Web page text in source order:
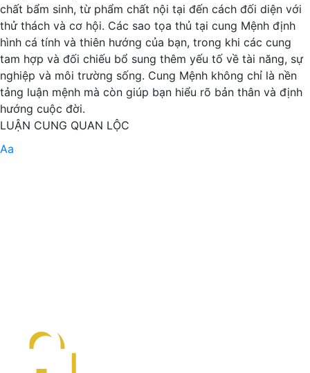
chất bẩm sinh, từ phẩm chất nội tại đến cách đối diện với
thử thách và cơ hội. Các sao tọa thủ tại cung Mệnh định
hình cá tính và thiên hướng của bạn, trong khi các cung
tam hợp và đối chiếu bổ sung thêm yếu tố về tài năng, sự
nghiệp và môi trường sống. Cung Mệnh không chỉ là nền
tảng luận mệnh mà còn giúp bạn hiểu rõ bản thân và định
hướng cuộc đời.
LUẬN CUNG QUAN LỘC
Aa